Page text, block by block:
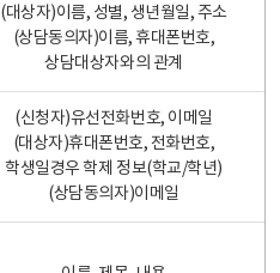
(대상자)이름, 성별, 생년월일, 주소
(상담동의자)이름, 휴대폰번호,
상담대상자와의 관계
(신청자)유선전화번호, 이메일
(대상자)휴대폰번호, 전화번호,
학생일경우 학제 정보(학교/학년)
(상담동의자)이메일